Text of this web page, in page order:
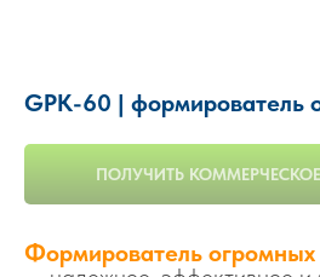
GPK-60 | формирователь
ПОЛУЧИТЬ
Формирователь